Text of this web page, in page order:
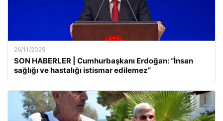
26/11/2025
SON HABERLER | Cumhurbaşkanı Erdoğan: “İnsan
sağlığı ve hastalığı istismar edilemez”